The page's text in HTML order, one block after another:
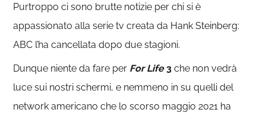
Purtroppo ci sono brutte notizie per chi si è
appassionato alla serie tv creata da Hank Steinberg:
ABC l’ha cancellata dopo due stagioni.
Dunque niente da fare per For Life3 che non vedrà
luce sui nostri schermi, e nemmeno in su quelli del
network americano che lo scorso maggio 2021 ha